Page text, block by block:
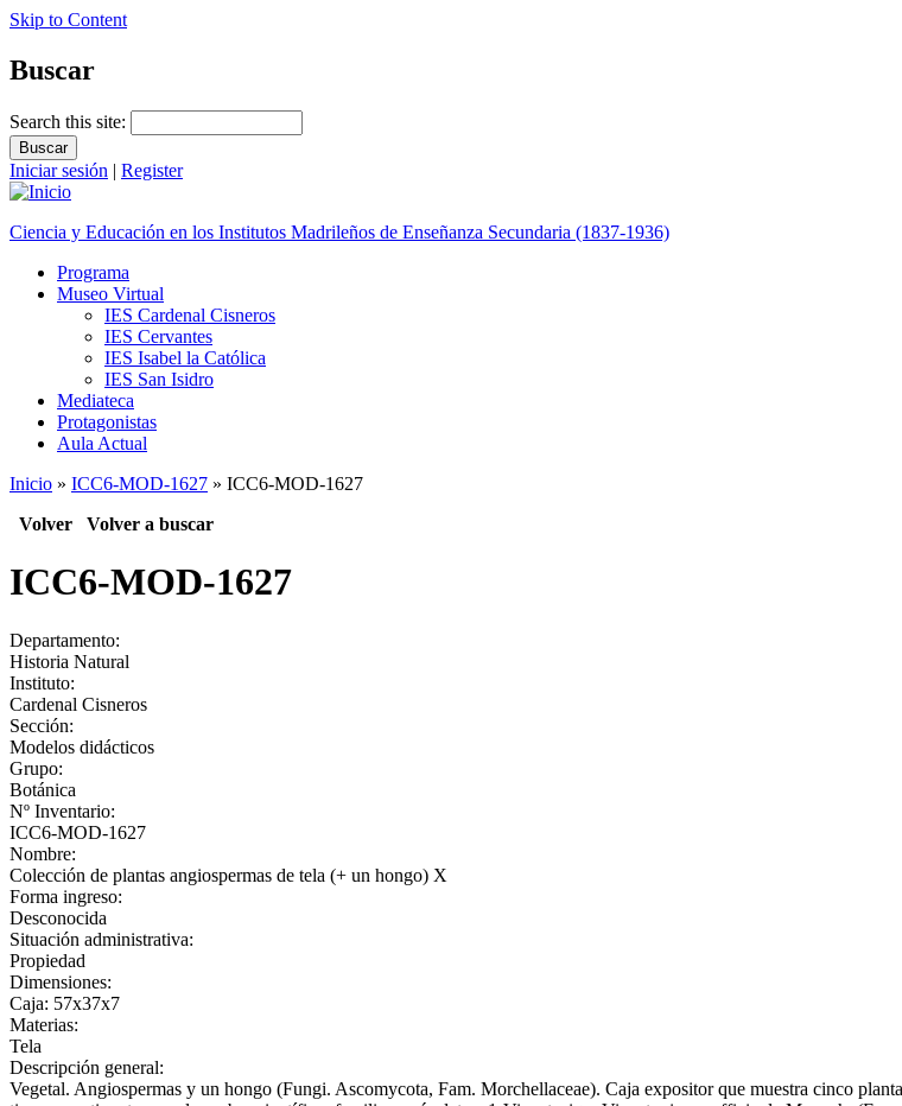
Skip to Content
Buscar
Search this site:
Iniciar sesión | Register
Ciencia y Educación en los Institutos Madrileños de Enseñanza Secundaria (1837-1936)
Programa
Museo Virtual
IES Cardenal Cisneros
IES Cervantes
IES Isabel la Católica
IES San Isidro
Mediateca
Protagonistas
Aula Actual
Inicio » ICC6-MOD-1627 » ICC6-MOD-1627
Volver Volver a buscar
ICC6-MOD-1627
Departamento:
Historia Natural
Instituto:
Cardenal Cisneros
Sección:
Modelos didácticos
Grupo:
Botánica
Nº Inventario:
ICC6-MOD-1627
Nombre:
Colección de plantas angiospermas de tela (+ un hongo) X
Forma ingreso:
Desconocida
Situación administrativa:
Propiedad
Dimensiones:
Caja: 57x37x7
Materias:
Tela
Descripción general:
Vegetal. Angiospermas y un hongo (Fungi. Ascomycota, Fam. Morchellaceae). Caja expositor que muestra cinco